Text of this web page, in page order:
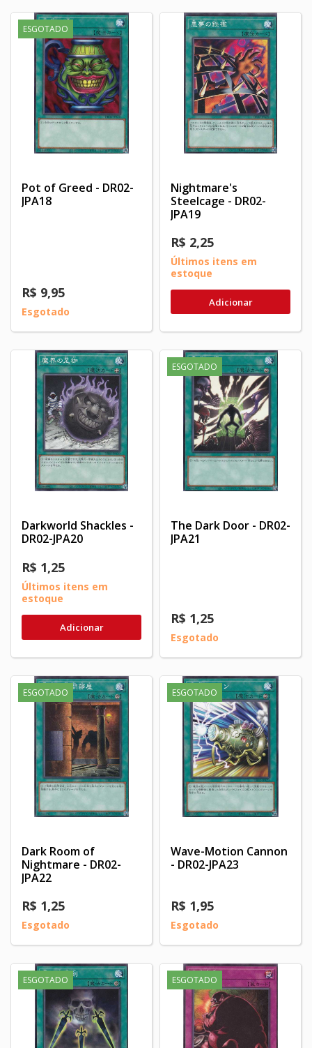
ESGOTADO
Pot of Greed - DR02-
JPA18
R$ 9,95
Esgotado
Nightmare's
Steelcage - DR02-
JPA19
R$ 2,25
Últimos itens em
estoque
Adicionar
Darkworld Shackles -
DR02-JPA20
R$ 1,25
Últimos itens em
estoque
Adicionar
ESGOTADO
The Dark Door - DR02-
JPA21
R$ 1,25
Esgotado
ESGOTADO
Dark Room of
Nightmare - DR02-
JPA22
R$ 1,25
Esgotado
ESGOTADO
Wave-Motion Cannon
- DR02-JPA23
R$ 1,95
Esgotado
ESGOTADO ESGOTADO